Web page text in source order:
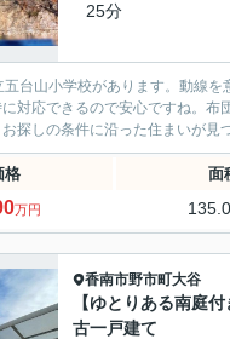
25分
台山小学校があります。動線
対応できるので安心ですね。
探しの条件に沿った住まいが見
格 面
万円
香南市野市町大谷
【ゆとりある南庭
古一戸建て